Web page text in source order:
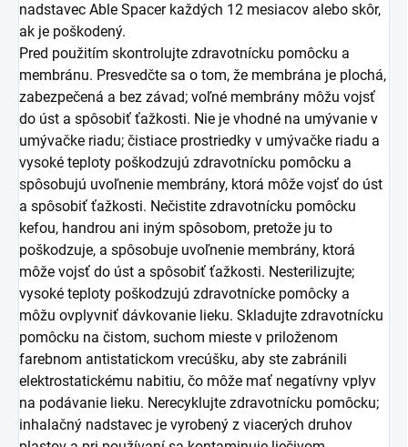
nadstavec Able Spacer každých 12 mesiacov alebo skôr,
ak je poškodený.
Pred použitím skontrolujte zdravotnícku pomôcku a
membránu. Presvedčte sa o tom, že membrána je plochá,
zabezpečená a bez závad; voľné membrány môžu vojsť
do úst a spôsobiť ťažkosti. Nie je vhodné na umývanie v
umývačke riadu; čistiace prostriedky v umývačke riadu a
vysoké teploty poškodzujú zdravotnícku pomôcku a
spôsobujú uvoľnenie membrány, ktorá môže vojsť do úst
a spôsobiť ťažkosti. Nečistite zdravotnícku pomôcku
kefou, handrou ani iným spôsobom, pretože ju to
poškodzuje, a spôsobuje uvoľnenie membrány, ktorá
môže vojsť do úst a spôsobiť ťažkosti. Nesterilizujte;
vysoké teploty poškodzujú zdravotnícke pomôcky a
môžu ovplyvniť dávkovanie lieku. Skladujte zdravotnícku
pomôcku na čistom, suchom mieste v priloženom
farebnom antistatickom vrecúšku, aby ste zabránili
elektrostatickému nabitiu, čo môže mať negatívny vplyv
na podávanie lieku. Nerecyklujte zdravotnícku pomôcku;
inhalačný nadstavec je vyrobený z viacerých druhov